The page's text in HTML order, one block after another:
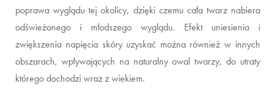
poprawa wyglądu tej okolicy, dzięki czemu cała twarz nabiera
odświeżonego i młodszego wyglądu. Efekt uniesienia i
zwiększenia napięcia skóry uzyskać można również w innych
obszarach, wpływających na naturalny owal twarzy, do utraty
którego dochodzi wraz z wiekiem.